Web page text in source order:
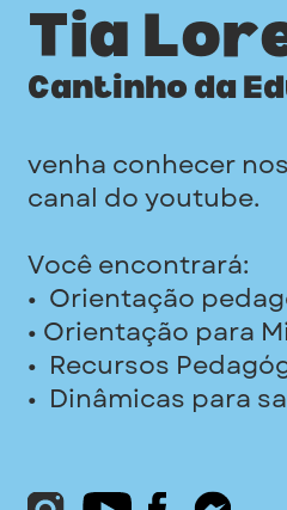
Tia
Cantinho da
venha conhecer
canal do youtube.
Você encontrará:
• Orientação
• Orientação para
• Recursos
• Dinâmicas para